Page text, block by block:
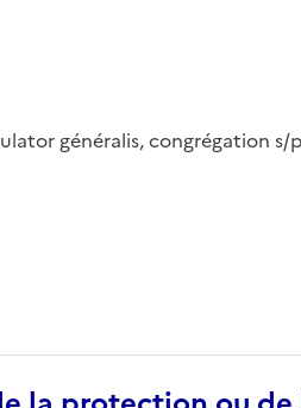
généralis, congrégation